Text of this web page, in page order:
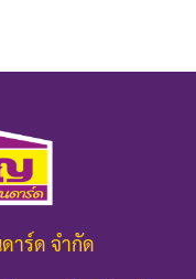
าร์ด จำกัด